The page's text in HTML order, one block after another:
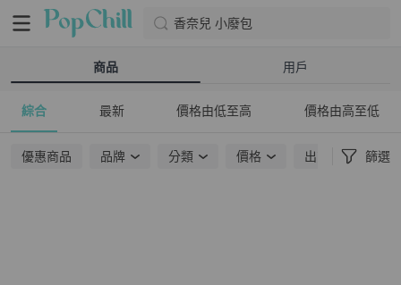
香奈兒 小廢包
商品 用戶
綜合 最新 價格由低至高 價格由高至低
優惠商品 品牌 分類 價格 出貨地點 篩選